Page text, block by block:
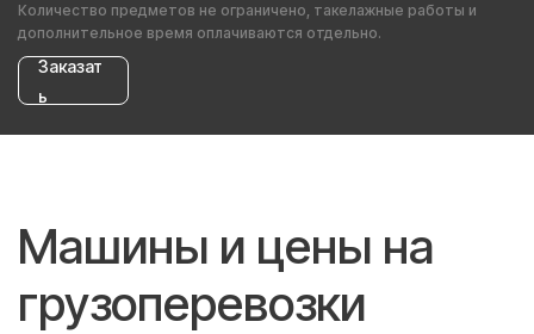
Количество предметов не ограничено, такелажные работы и
дополнительное время оплачиваются отдельно.
Заказат
ь
Машины и цены на
грузоперевозки